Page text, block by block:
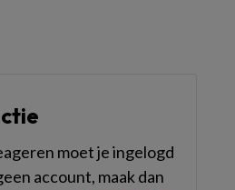
moet je ingelogd
account, maak dan